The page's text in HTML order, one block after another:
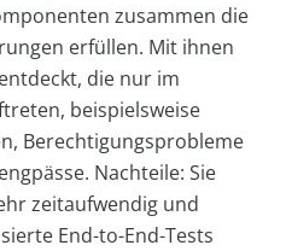
zusammen die
erfüllen. Mit ihnen
die nur im
beispielsweise
Berechtigungsprobleme
Nachteile: Sie
zeitaufwendig und
End-to-End-Tests